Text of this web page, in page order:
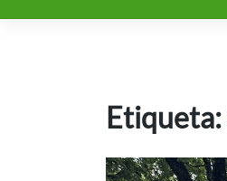
Etiqueta: